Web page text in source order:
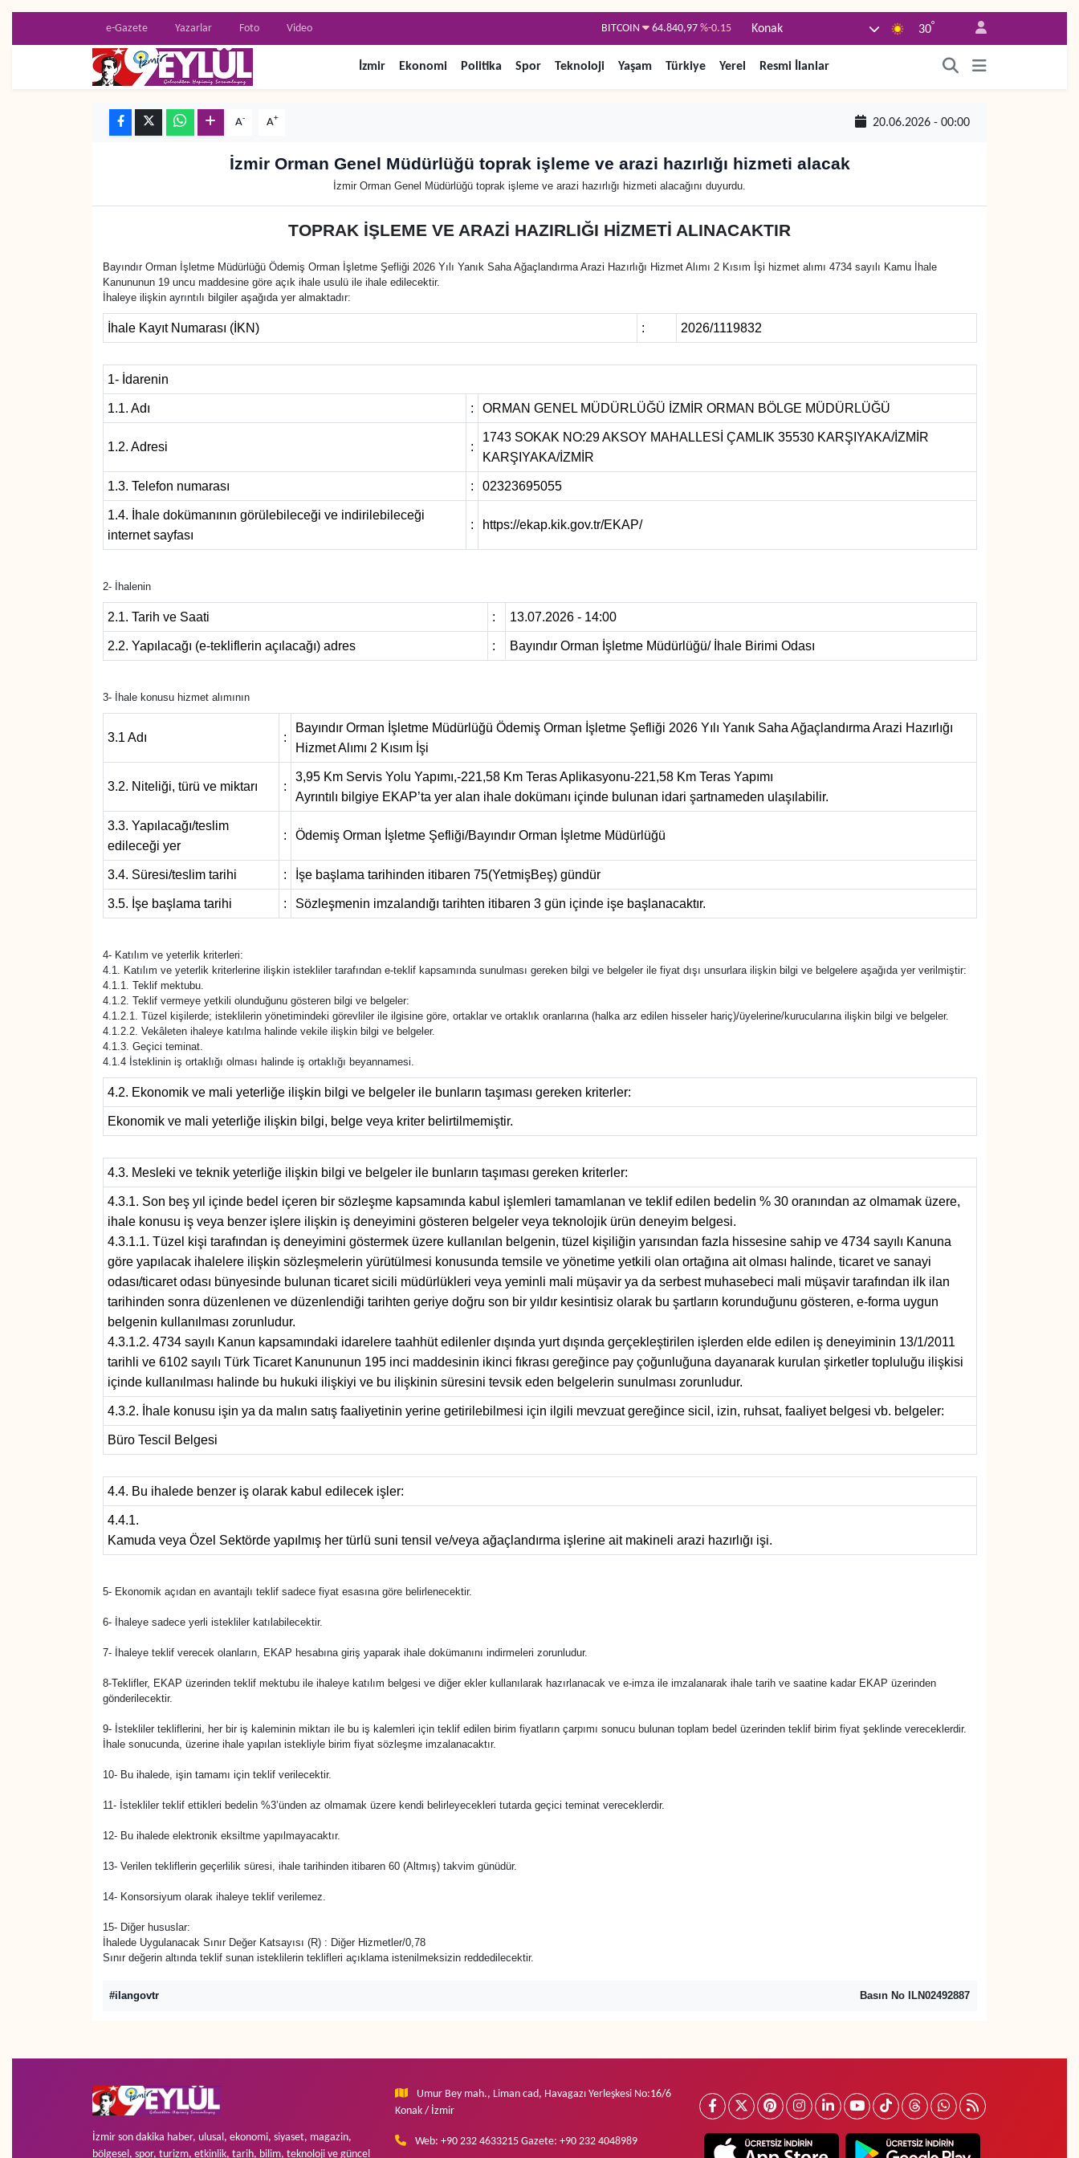
e-Gazete Yazarlar Foto Video BITCOIN 64.840,97 %-0.15
BİST100 13.779 %-14
Konak 30°
İzmir Ekonomi Politika Spor Teknoloji Yaşam Türkiye Yerel Resmi İlanlar
A- A+ 20.06.2026 - 00:00
İzmir Orman Genel Müdürlüğü toprak işleme ve arazi hazırlığı hizmeti alacak
İzmir Orman Genel Müdürlüğü toprak işleme ve arazi hazırlığı hizmeti alacağını duyurdu.
TOPRAK İŞLEME VE ARAZİ HAZIRLIĞI HİZMETİ ALINACAKTIR
Bayındır Orman İşletme Müdürlüğü Ödemiş Orman İşletme Şefliği 2026 Yılı Yanık Saha Ağaçlandırma Arazi Hazırlığı Hizmet Alımı 2 Kısım İşi hizmet alımı 4734 sayılı Kamu İhale
Kanununun 19 uncu maddesine göre açık ihale usulü ile ihale edilecektir.
İhaleye ilişkin ayrıntılı bilgiler aşağıda yer almaktadır:
İhale Kayıt Numarası (İKN) : 2026/1119832
1- İdarenin
1.1. Adı : ORMAN GENEL MÜDÜRLÜĞÜ İZMİR ORMAN BÖLGE MÜDÜRLÜĞÜ
1.2. Adresi :
1743 SOKAK NO:29 AKSOY MAHALLESİ ÇAMLIK 35530 KARŞIYAKA/İZMİR
KARŞIYAKA/İZMİR
1.3. Telefon numarası : 02323695055
1.4. İhale dokümanının görülebileceği ve indirilebileceği
internet sayfası
: https://ekap.kik.gov.tr/EKAP/
2- İhalenin
2.1. Tarih ve Saati : 13.07.2026 - 14:00
2.2. Yapılacağı (e-tekliflerin açılacağı) adres : Bayındır Orman İşletme Müdürlüğü/ İhale Birimi Odası
3- İhale konusu hizmet alımının
3.1 Adı :
Bayındır Orman İşletme Müdürlüğü Ödemiş Orman İşletme Şefliği 2026 Yılı Yanık Saha Ağaçlandırma Arazi Hazırlığı
Hizmet Alımı 2 Kısım İşi
3.2. Niteliği, türü ve miktarı :
3,95 Km Servis Yolu Yapımı,-221,58 Km Teras Aplikasyonu-221,58 Km Teras Yapımı
Ayrıntılı bilgiye EKAP’ta yer alan ihale dokümanı içinde bulunan idari şartnameden ulaşılabilir.
3.3. Yapılacağı/teslim
edileceği yer
: Ödemiş Orman İşletme Şefliği/Bayındır Orman İşletme Müdürlüğü
3.4. Süresi/teslim tarihi : İşe başlama tarihinden itibaren 75(YetmişBeş) gündür
3.5. İşe başlama tarihi : Sözleşmenin imzalandığı tarihten itibaren 3 gün içinde işe başlanacaktır.
4- Katılım ve yeterlik kriterleri:
4.1. Katılım ve yeterlik kriterlerine ilişkin istekliler tarafından e-teklif kapsamında sunulması gereken bilgi ve belgeler ile fiyat dışı unsurlara ilişkin bilgi ve belgelere aşağıda yer verilmiştir:
4.1.1. Teklif mektubu.
4.1.2. Teklif vermeye yetkili olunduğunu gösteren bilgi ve belgeler:
4.1.2.1. Tüzel kişilerde; isteklilerin yönetimindeki görevliler ile ilgisine göre, ortaklar ve ortaklık oranlarına (halka arz edilen hisseler hariç)/üyelerine/kurucularına ilişkin bilgi ve belgeler.
4.1.2.2. Vekâleten ihaleye katılma halinde vekile ilişkin bilgi ve belgeler.
4.1.3. Geçici teminat.
4.1.4 İsteklinin iş ortaklığı olması halinde iş ortaklığı beyannamesi.
4.2. Ekonomik ve mali yeterliğe ilişkin bilgi ve belgeler ile bunların taşıması gereken kriterler:
Ekonomik ve mali yeterliğe ilişkin bilgi, belge veya kriter belirtilmemiştir.
4.3. Mesleki ve teknik yeterliğe ilişkin bilgi ve belgeler ile bunların taşıması gereken kriterler:
4.3.1. Son beş yıl içinde bedel içeren bir sözleşme kapsamında kabul işlemleri tamamlanan ve teklif edilen bedelin % 30 oranından az olmamak üzere,
ihale konusu iş veya benzer işlere ilişkin iş deneyimini gösteren belgeler veya teknolojik ürün deneyim belgesi.
4.3.1.1. Tüzel kişi tarafından iş deneyimini göstermek üzere kullanılan belgenin, tüzel kişiliğin yarısından fazla hissesine sahip ve 4734 sayılı Kanuna
göre yapılacak ihalelere ilişkin sözleşmelerin yürütülmesi konusunda temsile ve yönetime yetkili olan ortağına ait olması halinde, ticaret ve sanayi
odası/ticaret odası bünyesinde bulunan ticaret sicili müdürlükleri veya yeminli mali müşavir ya da serbest muhasebeci mali müşavir tarafından ilk ilan
tarihinden sonra düzenlenen ve düzenlendiği tarihten geriye doğru son bir yıldır kesintisiz olarak bu şartların korunduğunu gösteren, e-forma uygun
belgenin kullanılması zorunludur.
4.3.1.2. 4734 sayılı Kanun kapsamındaki idarelere taahhüt edilenler dışında yurt dışında gerçekleştirilen işlerden elde edilen iş deneyiminin 13/1/2011
tarihli ve 6102 sayılı Türk Ticaret Kanununun 195 inci maddesinin ikinci fıkrası gereğince pay çoğunluğuna dayanarak kurulan şirketler topluluğu ilişkisi
içinde kullanılması halinde bu hukuki ilişkiyi ve bu ilişkinin süresini tevsik eden belgelerin sunulması zorunludur.
4.3.2. İhale konusu işin ya da malın satış faaliyetinin yerine getirilebilmesi için ilgili mevzuat gereğince sicil, izin, ruhsat, faaliyet belgesi vb. belgeler:
Büro Tescil Belgesi
4.4. Bu ihalede benzer iş olarak kabul edilecek işler:
4.4.1.
Kamuda veya Özel Sektörde yapılmış her türlü suni tensil ve/veya ağaçlandırma işlerine ait makineli arazi hazırlığı işi.
5- Ekonomik açıdan en avantajlı teklif sadece fiyat esasına göre belirlenecektir.
6- İhaleye sadece yerli istekliler katılabilecektir.
7- İhaleye teklif verecek olanların, EKAP hesabına giriş yaparak ihale dokümanını indirmeleri zorunludur.
8-Teklifler, EKAP üzerinden teklif mektubu ile ihaleye katılım belgesi ve diğer ekler kullanılarak hazırlanacak ve e-imza ile imzalanarak ihale tarih ve saatine kadar EKAP üzerinden
gönderilecektir.
9- İstekliler tekliflerini, her bir iş kaleminin miktarı ile bu iş kalemleri için teklif edilen birim fiyatların çarpımı sonucu bulunan toplam bedel üzerinden teklif birim fiyat şeklinde vereceklerdir.
İhale sonucunda, üzerine ihale yapılan istekliyle birim fiyat sözleşme imzalanacaktır.
10- Bu ihalede, işin tamamı için teklif verilecektir.
11- İstekliler teklif ettikleri bedelin %3’ünden az olmamak üzere kendi belirleyecekleri tutarda geçici teminat vereceklerdir.
12- Bu ihalede elektronik eksiltme yapılmayacaktır.
13- Verilen tekliflerin geçerlilik süresi, ihale tarihinden itibaren 60 (Altmış) takvim günüdür.
14- Konsorsiyum olarak ihaleye teklif verilemez.
15- Diğer hususlar:
İhalede Uygulanacak Sınır Değer Katsayısı (R) : Diğer Hizmetler/0,78
Sınır değerin altında teklif sunan isteklilerin teklifleri açıklama istenilmeksizin reddedilecektir.
#ilangovtr Basın No ILN02492887
İzmir son dakika haber, ulusal, ekonomi, siyaset, magazin,
bölgesel, spor, turizm, etkinlik, tarih, bilim, teknoloji ve güncel
Umur Bey mah., Liman cad, Havagazı Yerleşkesi No:16/6
Konak / İzmir
Web: +90 232 4633215 Gazete: +90 232 4048989
Resmi İlanlar
KÜLTÜR SANAT
TEKNOLOJİ
YEREL YÖNETİMLER
Konak Nöbetçi Eczaneler
Son Dakika Haberleri